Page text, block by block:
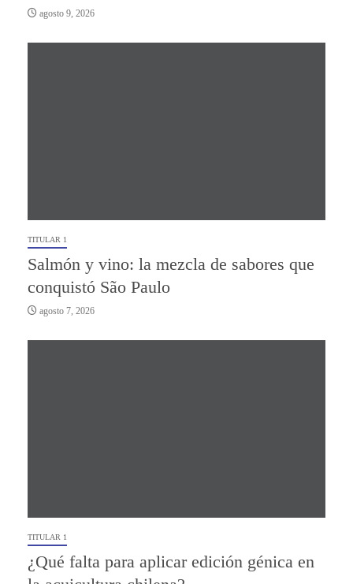
agosto 9, 2026
TITULAR 1
Salmón y vino: la mezcla de sabores que
conquistó São Paulo
agosto 7, 2026
TITULAR 1
¿Qué falta para aplicar edición génica en